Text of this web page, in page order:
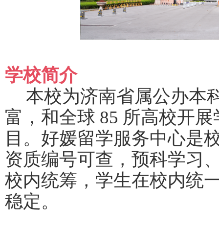
学校简介
本校为济南省属公办本
富，和全球 85 所高校开
目。好媛留学服务中心是
资质编号可查，预科学习
校内统筹，学生在校内统
稳定。